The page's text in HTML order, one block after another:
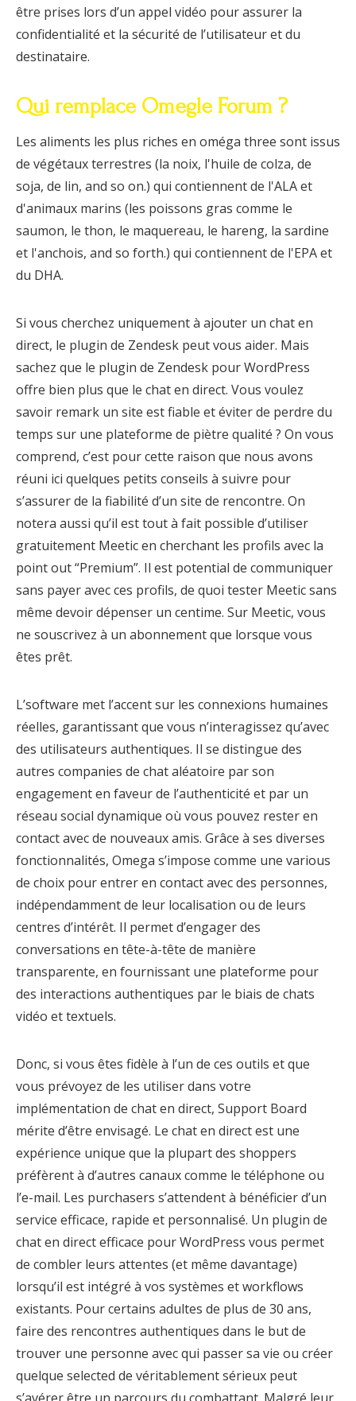
être prises lors d’un appel vidéo pour assurer la
confidentialité et la sécurité de l’utilisateur et du
destinataire.
Qui remplace Omegle Forum ?
Les aliments les plus riches en oméga three sont issus
de végétaux terrestres (la noix, l'huile de colza, de
soja, de lin, and so on.) qui contiennent de l'ALA et
d'animaux marins (les poissons gras comme le
saumon, le thon, le maquereau, le hareng, la sardine
et l'anchois, and so forth.) qui contiennent de l'EPA et
du DHA.
Si vous cherchez uniquement à ajouter un chat en
direct, le plugin de Zendesk peut vous aider. Mais
sachez que le plugin de Zendesk pour WordPress
offre bien plus que le chat en direct. Vous voulez
savoir remark un site est fiable et éviter de perdre du
temps sur une plateforme de piètre qualité ? On vous
comprend, c’est pour cette raison que nous avons
réuni ici quelques petits conseils à suivre pour
s’assurer de la fiabilité d’un site de rencontre. On
notera aussi qu’il est tout à fait possible d’utiliser
gratuitement Meetic en cherchant les profils avec la
point out “Premium”. Il est potential de communiquer
sans payer avec ces profils, de quoi tester Meetic sans
même devoir dépenser un centime. Sur Meetic, vous
ne souscrivez à un abonnement que lorsque vous
êtes prêt.
L’software met l’accent sur les connexions humaines
réelles, garantissant que vous n’interagissez qu’avec
des utilisateurs authentiques. Il se distingue des
autres companies de chat aléatoire par son
engagement en faveur de l’authenticité et par un
réseau social dynamique où vous pouvez rester en
contact avec de nouveaux amis. Grâce à ses diverses
fonctionnalités, Omega s’impose comme une various
de choix pour entrer en contact avec des personnes,
indépendamment de leur localisation ou de leurs
centres d’intérêt. Il permet d’engager des
conversations en tête-à-tête de manière
transparente, en fournissant une plateforme pour
des interactions authentiques par le biais de chats
vidéo et textuels.
Donc, si vous êtes fidèle à l’un de ces outils et que
vous prévoyez de les utiliser dans votre
implémentation de chat en direct, Support Board
mérite d’être envisagé. Le chat en direct est une
expérience unique que la plupart des shoppers
préfèrent à d’autres canaux comme le téléphone ou
l’e-mail. Les purchasers s’attendent à bénéficier d’un
service efficace, rapide et personnalisé. Un plugin de
chat en direct efficace pour WordPress vous permet
de combler leurs attentes (et même davantage)
lorsqu’il est intégré à vos systèmes et workflows
existants. Pour certains adultes de plus de 30 ans,
faire des rencontres authentiques dans le but de
trouver une personne avec qui passer sa vie ou créer
quelque selected de véritablement sérieux peut